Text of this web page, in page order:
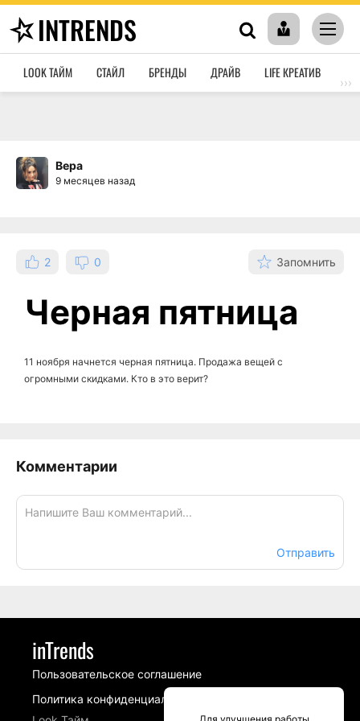
INTRENDS
LOOK ТАЙМ СТАЙЛ БРЕНДЫ ДРАЙВ LIFE КРЕАТИВ
›››
Вера
9 месяцев назад
2 0 Запомнить
Черная пятница
11 ноября начнется черная пятница. Продажа вещей с
огромными скидками. Кто в это верит?
Комментарии
Отправить
inTrends
Пользовательское соглашение
Политика конфиденциальности